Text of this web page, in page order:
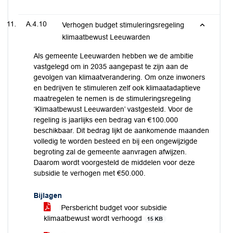
A.4.10
Verhogen budget stimuleringsregeling
klimaatbewust Leeuwarden
Als gemeente Leeuwarden hebben we de ambitie
vastgelegd om in 2035 aangepast te zijn aan de
gevolgen van klimaatverandering. Om onze inwoners
en bedrijven te stimuleren zelf ook klimaatadaptieve
maatregelen te nemen is de stimuleringsregeling
‘Klimaatbewust Leeuwarden’ vastgesteld. Voor de
regeling is jaarlijks een bedrag van €100.000
beschikbaar. Dit bedrag lijkt de aankomende maanden
volledig te worden besteed en bij een ongewijzigde
begroting zal de gemeente aanvragen afwijzen.
Daarom wordt voorgesteld de middelen voor deze
subsidie te verhogen met €50.000.
Bijlagen
Persbericht budget voor subsidie
klimaatbewust wordt verhoogd
15 KB